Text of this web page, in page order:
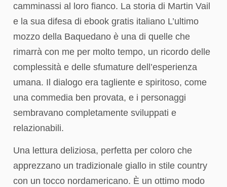
camminassi al loro fianco. La storia di Martin Vail
e la sua difesa di ebook gratis italiano L’ultimo
mozzo della Baquedano è una di quelle che
rimarrà con me per molto tempo, un ricordo delle
complessità e delle sfumature dell’esperienza
umana. Il dialogo era tagliente e spiritoso, come
una commedia ben provata, e i personaggi
sembravano completamente sviluppati e
relazionabili.
Una lettura deliziosa, perfetta per coloro che
apprezzano un tradizionale giallo in stile country
con un tocco nordamericano. È un ottimo modo